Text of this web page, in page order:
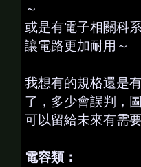
～
或是有電子相關科
讓電路更加耐用～
我想有的規格還是
了，多少會誤判，
可以留給未來有需
電容類：